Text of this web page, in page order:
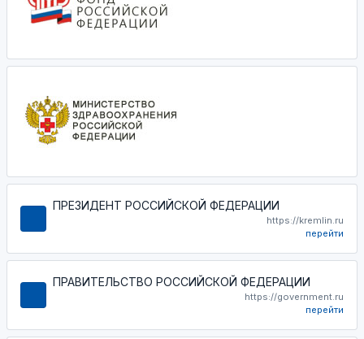
ПРЕЗИДЕНТ РОССИЙСКОЙ ФЕДЕРАЦИИ
https://kremlin.ru
перейти
ПРАВИТЕЛЬСТВО РОССИЙСКОЙ ФЕДЕРАЦИИ
https://government.ru
перейти